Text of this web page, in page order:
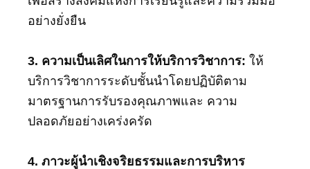
อย่างยั่งยืน
3. ความเป็นเลิศในการให้บริการวิชาการ: ให้
บริการวิชาการระดับชั้นนำโดยปฏิบัติตาม
มาตรฐานการรับรองคุณภาพและ ความ
ปลอดภัยอย่างเคร่งครัด
4. ภาวะผู้นำเชิงจริยธรรมและการบริหาร